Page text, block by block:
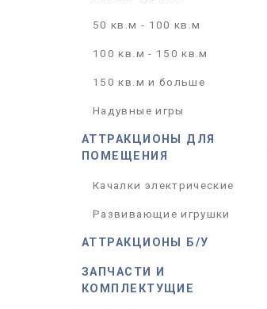
50 кв.м - 100 кв.м
100 кв.м - 150 кв.м
150 кв.м и больше
Надувные игры
АТТРАКЦИОНЫ ДЛЯ
ПОМЕЩЕНИЯ
Качалки электрические
Развивающие игрушки
АТТРАКЦИОНЫ Б/У
ЗАПЧАСТИ И
КОМПЛЕКТУЩИЕ